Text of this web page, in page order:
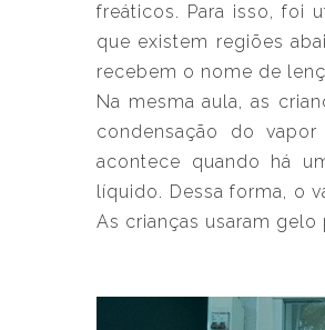
freáticos. Para isso, foi
que existem regiões
recebem o nome de
Na mesma aula, as
condensação do
acontece quando há
líquido. Dessa forma, o
As crianças usaram gelo